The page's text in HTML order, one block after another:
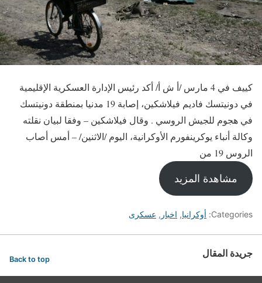
كييف في 4 مارس /أ ش أ/ أكد رئيس الإدارة العسكرية الإقليمية
في دونيتسك فاديم فيلاشكين، إصابة 19 مدنيا بمنطقة دونيتسك
في هجوم للجيش الروسي . وقال فيلاشكين – وفقا لبيان نقلته
وكالة أنباء يوكرينفورم الأوكرانية، اليوم /الاثنين/ – أمس أصاب
الروس 19 من
مشاهدة المزيد
Categories: أوكرانيا, اخبار , عسكرى
جريدة المقال Back to top